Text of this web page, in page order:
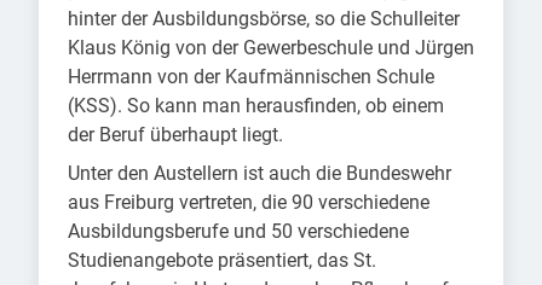
hinter der Ausbildungsbörse, so die Schulleiter
Klaus König von der Gewerbeschule und Jürgen
Herrmann von der Kaufmännischen Schule
(KSS). So kann man herausfinden, ob einem
der Beruf überhaupt liegt.
Unter den Austellern ist auch die Bundeswehr
aus Freiburg vertreten, die 90 verschiedene
Ausbildungsberufe und 50 verschiedene
Studienangebote präsentiert, das St.